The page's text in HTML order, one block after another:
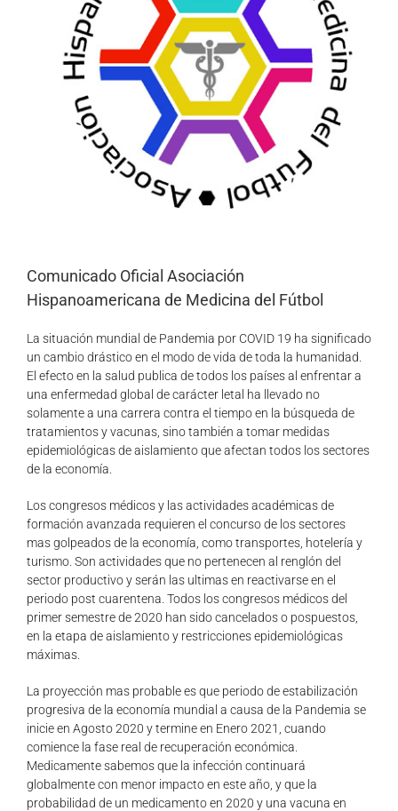
Comunicado Oficial Asociación
Hispanoamericana de Medicina del Fútbol
La situación mundial de Pandemia por COVID 19 ha significado
un cambio drástico en el modo de vida de toda la humanidad.
El efecto en la salud publica de todos los países al enfrentar a
una enfermedad global de carácter letal ha llevado no
solamente a una carrera contra el tiempo en la búsqueda de
tratamientos y vacunas, sino también a tomar medidas
epidemiológicas de aislamiento que afectan todos los sectores
de la economía.
Los congresos médicos y las actividades académicas de
formación avanzada requieren el concurso de los sectores
mas golpeados de la economía, como transportes, hotelería y
turismo. Son actividades que no pertenecen al renglón del
sector productivo y serán las ultimas en reactivarse en el
periodo post cuarentena. Todos los congresos médicos del
primer semestre de 2020 han sido cancelados o pospuestos,
en la etapa de aislamiento y restricciones epidemiológicas
máximas.
La proyección mas probable es que periodo de estabilización
progresiva de la economía mundial a causa de la Pandemia se
inicie en Agosto 2020 y termine en Enero 2021, cuando
comience la fase real de recuperación económica.
Medicamente sabemos que la infección continuará
globalmente con menor impacto en este año, y que la
probabilidad de un medicamento en 2020 y una vacuna en